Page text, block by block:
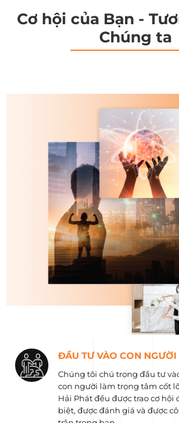
Cơ hội của Bạn -
Chúng ta
ĐẦU TƯ VÀO CON NGƯỜI
Chúng tôi chú trọng đầu tư
con người làm trọng tâm cốt
Hải Phát đều được trao cơ hội
biệt, được đánh giá và được